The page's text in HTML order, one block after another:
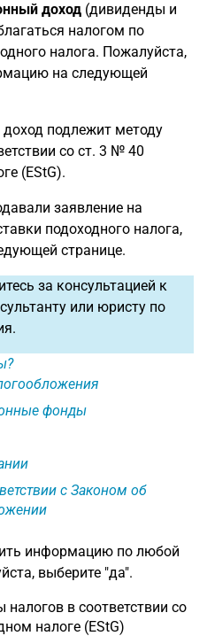
доход (дивиденды и
налогом по
налога. Пожалуйста,
на следующей
доход подлежит методу
со ст. 3 № 40
(EStG).
заявление на
подоходного налога,
странице.
за консультацией к
или юристу по
фонды
с Законом об
информацию по любой
выберите "да".
в соответствии со
налоге (EStG)